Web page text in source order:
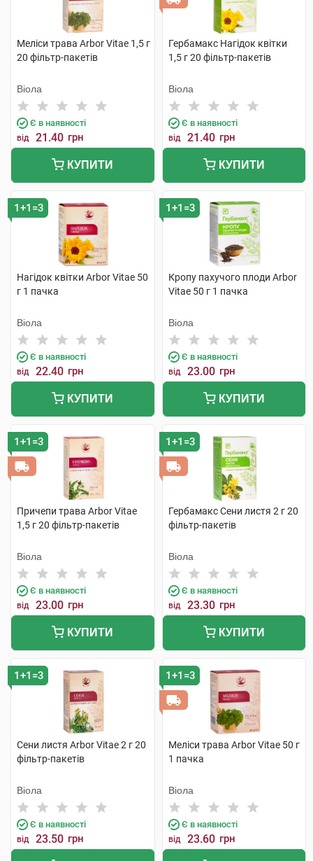
Меліси трава Arbor Vitae 1,5 г
20 фільтр-пакетів
Віола
Є в наявності
від 21.40 грн
КУПИТИ
Гербамакс Нагідок квітки
1,5 г 20 фільтр-пакетів
Віола
Є в наявності
від 21.40 грн
КУПИТИ
1+1=3
Нагідок квітки Arbor Vitae 50
г 1 пачка
Віола
Є в наявності
від 22.40 грн
КУПИТИ
1+1=3
Кропу пахучого плоди Arbor
Vitae 50 г 1 пачка
Віола
Є в наявності
від 23.00 грн
КУПИТИ
1+1=3
Причепи трава Arbor Vitae
1,5 г 20 фільтр-пакетів
Віола
Є в наявності
від 23.00 грн
КУПИТИ
1+1=3
Гербамакс Сени листя 2 г 20
фільтр-пакетів
Віола
Є в наявності
від 23.30 грн
КУПИТИ
1+1=3
Сени листя Arbor Vitae 2 г 20
фільтр-пакетів
Віола
Є в наявності
від 23.50 грн
1+1=3
Меліси трава Arbor Vitae 50 г
1 пачка
Віола
Є в наявності
від 23.60 грн